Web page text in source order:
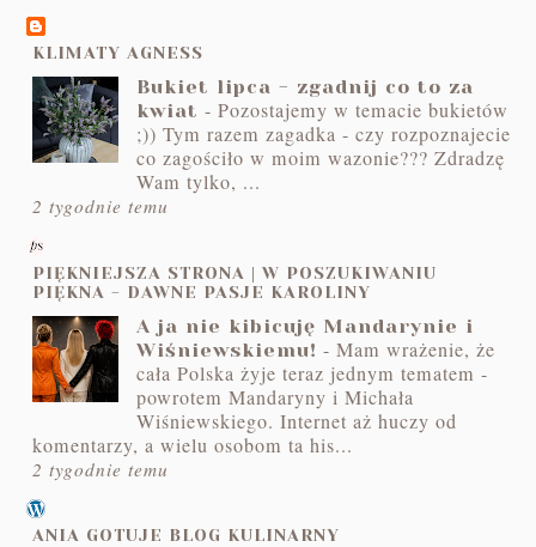
KLIMATY AGNESS
Bukiet lipca - zgadnij co to za
kwiat -Pozostajemy w temacie bukietów
;)) Tym razem zagadka - czy rozpoznajecie
co zagościło w moim wazonie??? Zdradzę
Wam tylko, ...
2 tygodnie temu
PIĘKNIEJSZA STRONA | W POSZUKIWANIU
PIĘKNA - DAWNE PASJE KAROLINY
A ja nie kibicuję Mandarynie i
Wiśniewskiemu! -Mam wrażenie, że
cała Polska żyje teraz jednym tematem -
powrotem Mandaryny i Michała
Wiśniewskiego. Internet aż huczy od
komentarzy, a wielu osobom ta his...
2 tygodnie temu
ANIA GOTUJE BLOG KULINARNY